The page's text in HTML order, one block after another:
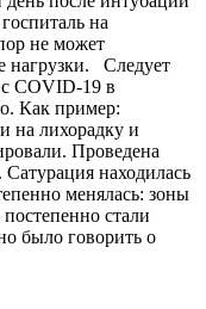
на
не может
нагрузки. Следует
COVID-19 в
Как пример:
на лихорадку и
Проведена
находилась
менялась: зоны
стали
было говорить о